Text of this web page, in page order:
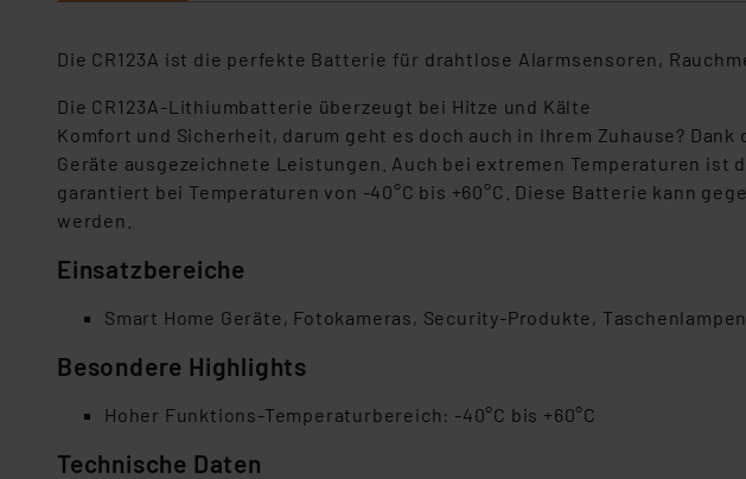
Die CR123A ist die perfekte Batterie für drahtlose Alarmsensoren,
Die CR123A-Lithiumbatterie überzeugt bei Hitze und Kälte
Komfort und Sicherheit, darum geht es doch auch in Ihrem Zuhause?
Geräte ausgezeichnete Leistungen. Auch bei extremen Temperaturen
garantiert bei Temperaturen von -40°C bis +60°C. Diese Batterie kann
werden.
Einsatzbereiche
Smart Home Geräte, Fotokameras, Security-Produkte, Taschenlampen
Besondere Highlights
Hoher Funktions-Temperaturbereich: -40°C bis +60°C
Technische Daten